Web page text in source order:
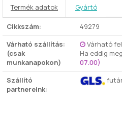
Termék adatok Gyártó
Cikkszám:
49279
Várható szállítás:
(csak
munkanapokon)
Várható
Ha eddig
07.00)
Szállító
partnereink: